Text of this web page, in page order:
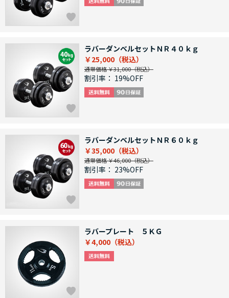
ラバーダンベルセットＮＲ４０ｋｇ
￥25,000
通常価格 ￥31,000
割引率： 19%OFF
ラバーダンベルセットＮＲ６０ｋｇ
￥35,000
通常価格 ￥46,000
割引率： 23%OFF
ラバープレート ５ＫＧ
￥4,000